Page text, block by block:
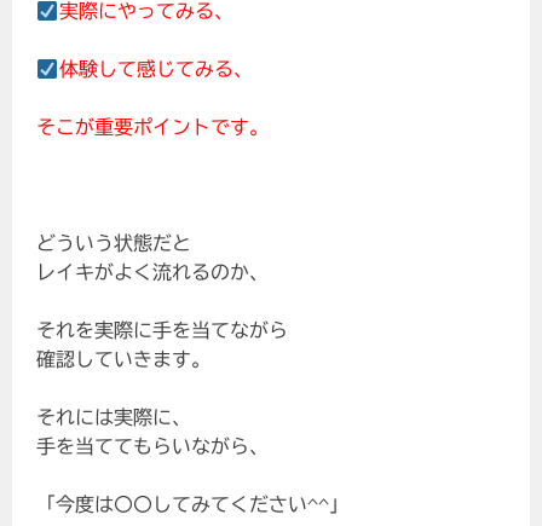
実際にやってみる、
体験して感じてみる、
そこが重要ポイントです。
どういう状態だと
レイキがよく流れるのか、
それを実際に手を当てながら
確認していきます。
それには実際に、
手を当ててもらいながら、
「今度は〇〇してみてください^^」